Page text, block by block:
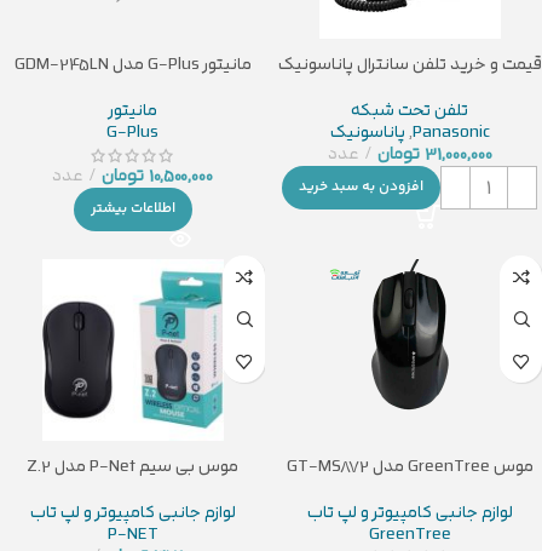
قیمت و خرید تلفن سانترال پاناسونیک
تلفن تحت شبکه
Panasonic
,پاناسونیک
31,000,000 تومان عدد
افزودن به سبد خرید
مانیتور G-Plus مدل GDM-245LN
مانیتور
G-Plus
10,500,000 تومان عدد
اطلاعات بیشتر
موس GreenTree مدل GT-MS872
لوازم جانبی کامپیوتر و لپ تاب
GreenTree
موس بی سیم P-Net مدل Z.2
لوازم جانبی کامپیوتر و لپ تاب
P-NET